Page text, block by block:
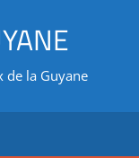
de la Guyane